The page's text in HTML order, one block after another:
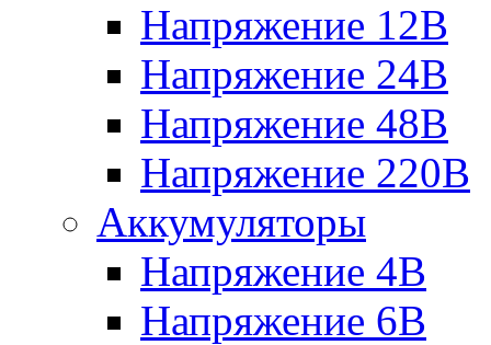
Напряжение 12В
Напряжение 24В
Напряжение 48В
Напряжение 220В
Аккумуляторы
Напряжение 4В
Напряжение 6В